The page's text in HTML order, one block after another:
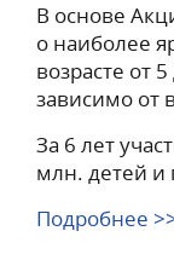
В основе
о наиболее
возрасте от
зависимо от
За 6 лет
млн. детей и
Подробнее